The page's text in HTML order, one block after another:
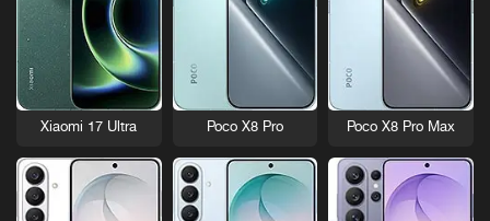
Poco X8 Pro Max
Poco X8 Pro
Xiaomi 17 Ultra